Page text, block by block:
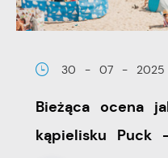
30 - 07 - 2025
Bieżąca ocena
kąpielisku Puck